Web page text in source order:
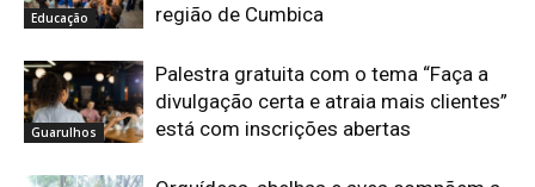
Educação
região de Cumbica
Guarulhos
Palestra gratuita com o tema “Faça a
divulgação certa e atraia mais clientes”
está com inscrições abertas